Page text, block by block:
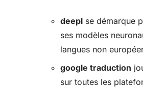
deepl se démarque
ses modèles
langues non
google traduction
sur toutes les